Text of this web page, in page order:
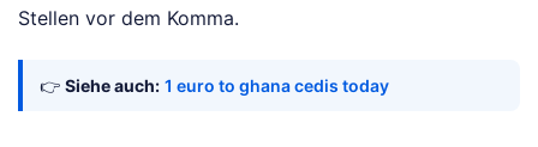
Stellen vor dem Komma.
👉 Siehe auch: 1 euro to ghana cedis today